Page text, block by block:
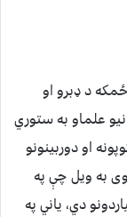
د ډبرو او
علماو به ستوري
او دوربینونو
به ویل چې په
دي، یاني په